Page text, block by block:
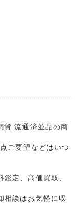
流通済並品の商
ご要望などはいつ
定、高価買取、
相談はお気軽に収